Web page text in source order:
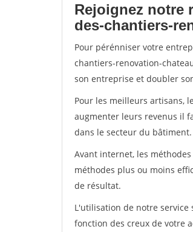
Rejoignez notre
des-chantiers-
Pour pérénniser votre
chantiers-renovation-
son entreprise et doubler
Pour les meilleurs artisans,
augmenter leurs revenus il
dans le secteur du bâtiment.
Avant internet, les
méthodes plus ou moins
de résultat.
L'utilisation de notre service
fonction des creux de votre